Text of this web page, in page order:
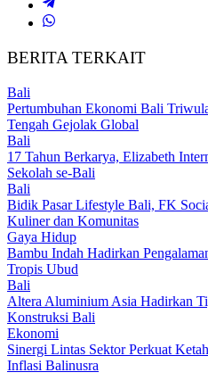
BERITA TERKAIT
Bali
Pertumbuhan Ekonomi Bali
Tengah Gejolak Global
Bali
17 Tahun Berkarya, Elizabeth
Sekolah se-Bali
Bali
Bidik Pasar Lifestyle Bali, FK
Kuliner dan Komunitas
Gaya Hidup
Bambu Indah Hadirkan
Tropis Ubud
Bali
Altera Aluminium Asia Hadirkan
Konstruksi Bali
Ekonomi
Sinergi Lintas Sektor Perkuat
Inflasi Balinusra